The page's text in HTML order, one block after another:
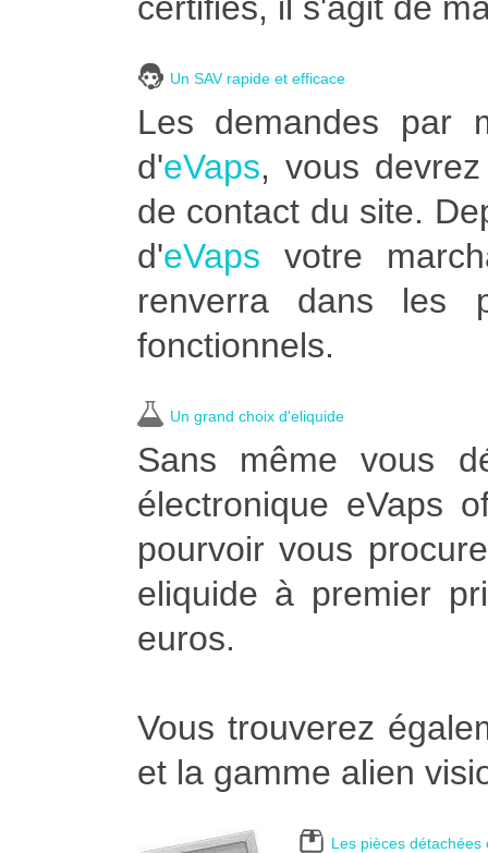
Un SAV rapide et efficace
Les demandes par
d'eVaps, vous
de contact du site.
d'eVaps votre
renverra dans les
fonctionnels.
Un grand choix d'eliquide
Sans même vous
électronique eVaps
pourvoir vous
eliquide à premier
euros.
Vous trouverez
et la gamme alien
Les pièces détachées